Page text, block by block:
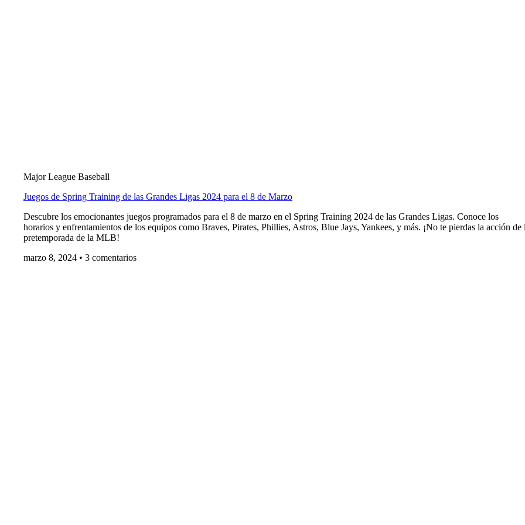
Major League Baseball
Juegos de Spring Training de las Grandes Ligas 2024 para el 8 de Marzo
Descubre los emocionantes juegos programados para el 8 de marzo en el Spring Training 2024 de las Grandes Ligas. Conoce los
horarios y enfrentamientos de los equipos como Braves, Pirates, Phillies, Astros, Blue Jays, Yankees, y más. ¡No te pierdas la acción de
pretemporada de la MLB!
marzo 8, 2024
3 comentarios